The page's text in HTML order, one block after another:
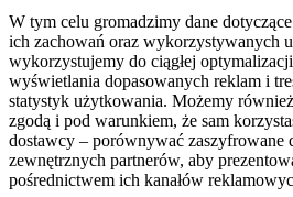
W tym celu gromadzimy dane
ich zachowań oraz wykorzystywanych
wykorzystujemy do ciągłej
wyświetlania dopasowanych reklam i
statystyk użytkowania. Możemy
zgodą i pod warunkiem, że sam
dostawcy – porównywać zaszyfrowane
zewnętrznych partnerów, aby
pośrednictwem ich kanałów